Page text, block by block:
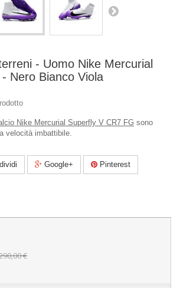
- Uomo Nike Mercurial
Nero Bianco Viola
Nike Mercurial Superfly V CR7 FG sono
velocità imbattibile.
Google+ Pinterest
€